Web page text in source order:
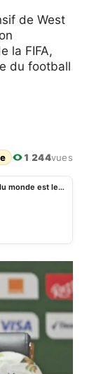
de West
la FIFA,
du football
1 244vues
Mohammed Kudus: «la Coupe du monde est le meilleur tournoi de football»